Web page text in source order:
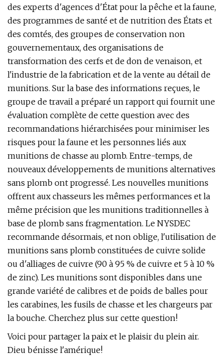
des experts d'agences d'État pour la pêche et la faune,
des programmes de santé et de nutrition des États et
des comtés, des groupes de conservation non
gouvernementaux, des organisations de
transformation des cerfs et de don de venaison, et
l'industrie de la fabrication et de la vente au détail de
munitions. Sur la base des informations reçues, le
groupe de travail a préparé un rapport qui fournit une
évaluation complète de cette question avec des
recommandations hiérarchisées pour minimiser les
risques pour la faune et les personnes liés aux
munitions de chasse au plomb. Entre-temps, de
nouveaux développements de munitions alternatives
sans plomb ont progressé. Les nouvelles munitions
offrent aux chasseurs les mêmes performances et la
même précision que les munitions traditionnelles à
base de plomb sans fragmentation. Le NYSDEC
recommande désormais, et non oblige, l'utilisation de
munitions sans plomb constituées de cuivre solide
ou d'alliages de cuivre (90 à 95 % de cuivre et 5 à 10 %
de zinc). Les munitions sont disponibles dans une
grande variété de calibres et de poids de balles pour
les carabines, les fusils de chasse et les chargeurs par
la bouche. Cherchez plus sur cette question!
Voici pour partager la paix et le plaisir du plein air.
Dieu bénisse l'amérique!